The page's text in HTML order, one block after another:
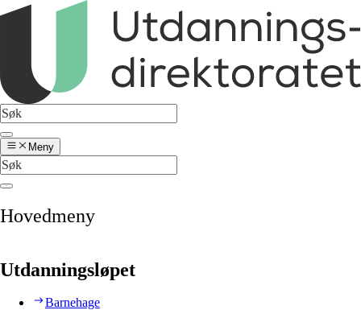
Meny
Hovedmeny
Utdanningsløpet
Barnehage